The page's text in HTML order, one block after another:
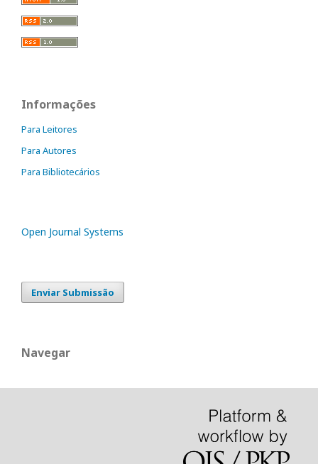
Informações
Para Leitores
Para Autores
Para Bibliotecários
Open Journal Systems
Enviar Submissão
Navegar